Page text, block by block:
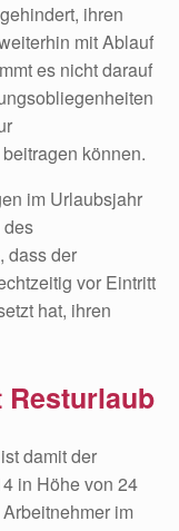
ihren
mit Ablauf
es nicht darauf
können.
im Urlaubsjahr
des
dass der
vor Eintritt
hat, ihren
damit der
in Höhe von 24
im